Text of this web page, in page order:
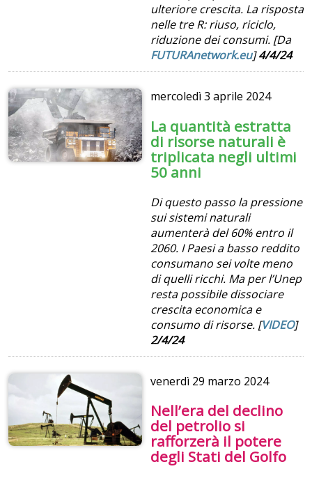
ulteriore crescita. La risposta
nelle tre R: riuso, riciclo,
riduzione dei consumi. [Da
FUTURAnetwork.eu]4/4/24
mercoledì3 aprile 2024
La quantità estratta
di risorse naturali è
triplicata negli ultimi
50 anni
Di questo passo la pressione
sui sistemi naturali
aumenterà del 60% entro il
2060. I Paesi a basso reddito
consumano sei volte meno
di quelli ricchi. Ma per l’Unep
resta possibile dissociare
crescita economica e
consumo di risorse. [VIDEO]
2/4/24
venerdì 29 marzo 2024
Nell’era del declino
del petrolio si
rafforzerà il potere
degli Stati del Golfo